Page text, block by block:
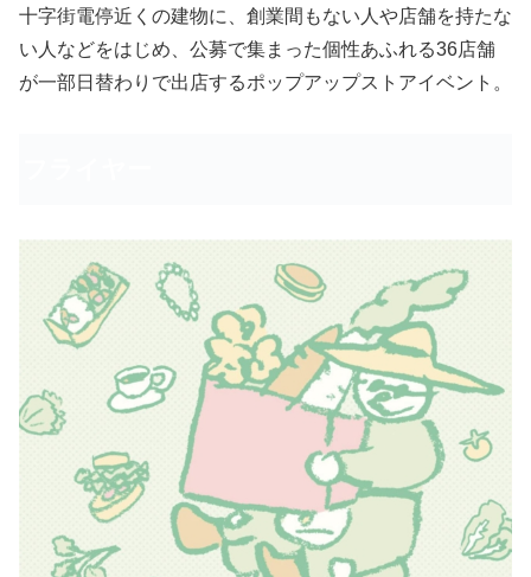
十字街電停近くの建物に、創業間もない人や店舗を持たな
い人などをはじめ、公募で集まった個性あふれる36店舗
が一部日替わりで出店するポップアップストアイベント。